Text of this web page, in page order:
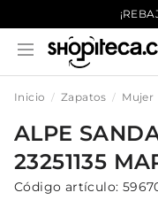
Inicio Zapatos Mujer
ALPE
23251135
Código artículo: